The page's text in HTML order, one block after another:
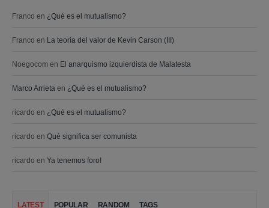
Franco en ¿Qué es el mutualismo?
Franco en La teoría del valor de Kevin Carson (III)
Noegocom en El anarquismo izquierdista de Malatesta
Marco Arrieta en ¿Qué es el mutualismo?
ricardo en ¿Qué es el mutualismo?
ricardo en Qué significa ser comunista
ricardo en Ya tenemos foro!
LATEST POPULAR RANDOM TAGS